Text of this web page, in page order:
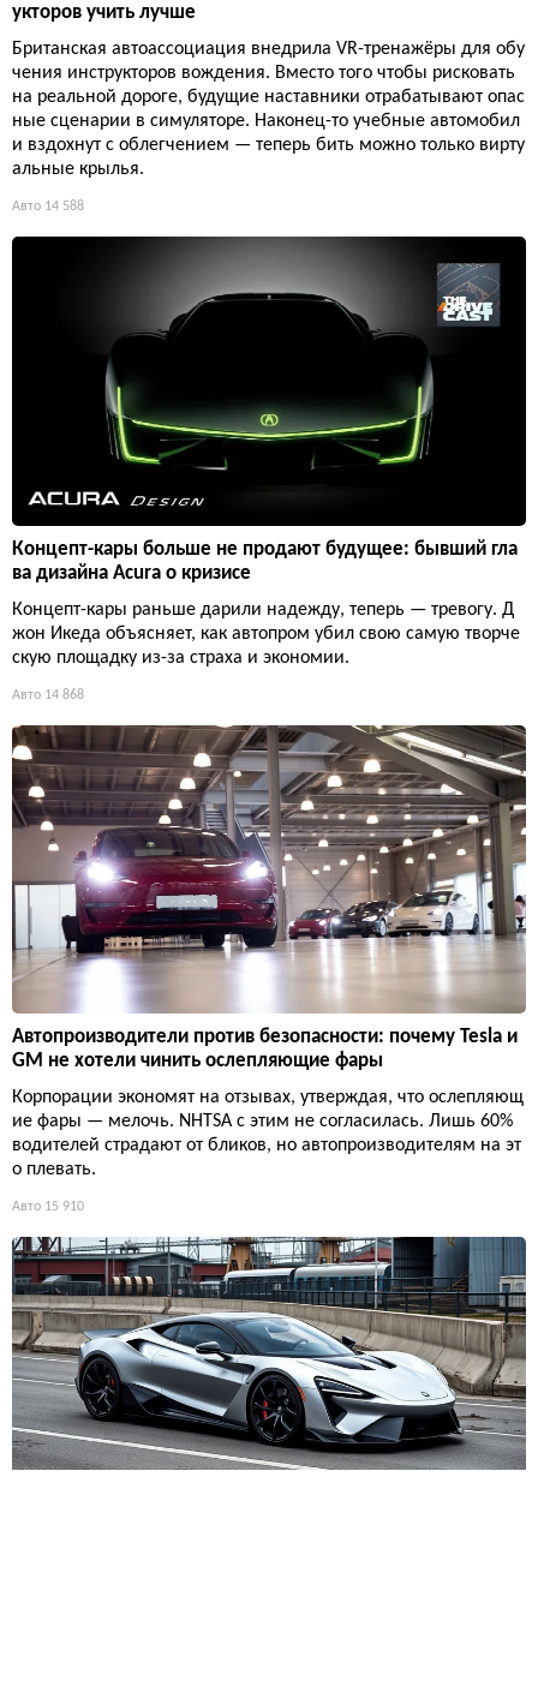
укторов учить лучше
Британская автоассоциация внедрила VR-тренажёры для обу
чения инструкторов вождения. Вместо того чтобы рисковать
на реальной дороге, будущие наставники отрабатывают опас
ные сценарии в симуляторе. Наконец-то учебные автомобил
и вздохнут с облегчением — теперь бить можно только вирту
альные крылья.
Авто 14 588
Концепт-кары больше не продают будущее: бывший гла
ва дизайна Acura о кризисе
Концепт-кары раньше дарили надежду, теперь — тревогу. Д
жон Икеда объясняет, как автопром убил свою самую творче
скую площадку из-за страха и экономии.
Авто 14 868
Автопроизводители против безопасности: почему Tesla и
GM не хотели чинить ослепляющие фары
Корпорации экономят на отзывах, утверждая, что ослепляющ
ие фары — мелочь. NHTSA с этим не согласилась. Лишь 60%
водителей страдают от бликов, но автопроизводителям на эт
о плевать.
Авто 15 910